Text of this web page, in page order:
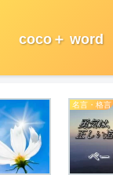
coco＋ word
名言・格言